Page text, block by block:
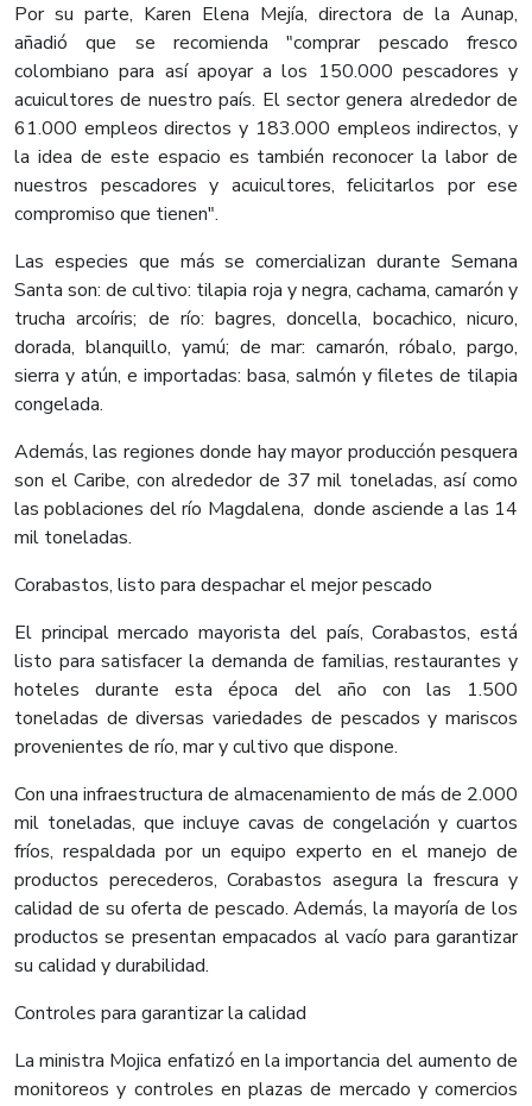
Por su parte, Karen Elena Mejía, directora de la Aunap,
añadió que se recomienda "comprar pescado fresco
colombiano para así apoyar a los 150.000 pescadores y
acuicultores de nuestro país. El sector genera alrededor de
61.000 empleos directos y 183.000 empleos indirectos, y
la idea de este espacio es también reconocer la labor de
nuestros pescadores y acuicultores, felicitarlos por ese
compromiso que tienen".
Las especies que más se comercializan durante Semana
Santa son: de cultivo: tilapia roja y negra, cachama, camarón y
trucha arcoíris; de río: bagres, doncella, bocachico, nicuro,
dorada, blanquillo, yamú; de mar: camarón, róbalo, pargo,
sierra y atún, e importadas: basa, salmón y filetes de tilapia
congelada.
Además, las regiones donde hay mayor producción pesquera
son el Caribe, con alrededor de 37 mil toneladas, así como
las poblaciones del río Magdalena, donde asciende a las 14
mil toneladas.
Corabastos, listo para despachar el mejor pescado
El principal mercado mayorista del país, Corabastos, está
listo para satisfacer la demanda de familias, restaurantes y
hoteles durante esta época del año con las 1.500
toneladas de diversas variedades de pescados y mariscos
provenientes de río, mar y cultivo que dispone.
Con una infraestructura de almacenamiento de más de 2.000
mil toneladas, que incluye cavas de congelación y cuartos
fríos, respaldada por un equipo experto en el manejo de
productos perecederos, Corabastos asegura la frescura y
calidad de su oferta de pescado. Además, la mayoría de los
productos se presentan empacados al vacío para garantizar
su calidad y durabilidad.
Controles para garantizar la calidad
La ministra Mojica enfatizó en la importancia del aumento de
monitoreos y controles en plazas de mercado y comercios